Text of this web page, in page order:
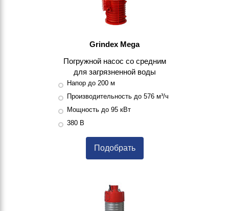
Grindex Mega
Погружной насос со средним
для загрязненной воды
Напор до 200 м
Производительность до 576 м³/ч
Мощность до 95 кВт
380 В
Подобрать